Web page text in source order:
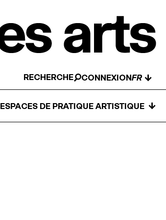
RECHERCHE CONNEXION ↓
ESPACES DE PRATIQUE ARTISTIQUE ↓